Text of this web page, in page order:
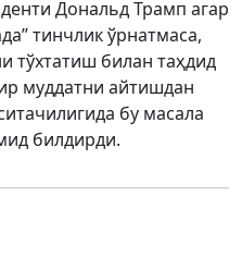
Дональд Трамп агар
тинчлик ўрнатмаса,
тўхтатиш билан таҳдид
муддатни айтишдан
бу масала
билдирди.